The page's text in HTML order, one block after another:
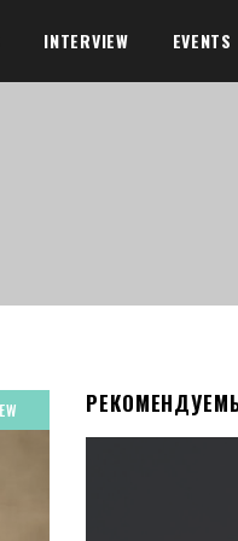
INTERVIEW EVENTS